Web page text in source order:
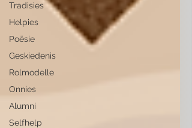
Tradisies
Helpies
Poësie
Geskiedenis
Rolmodelle
Onnies
Alumni
Selfhelp